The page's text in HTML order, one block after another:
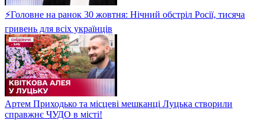
⚡Головне на ранок 30 жовтня: Нічний обстріл Росії, тисяча
гривень для всіх українців
Артем Приходько та місцеві мешканці Луцька створили
справжнє ЧУДО в місті!